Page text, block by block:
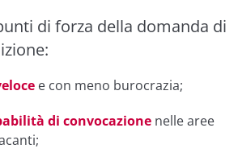
di forza della domanda di
e con meno burocrazia;
di convocazione nelle aree